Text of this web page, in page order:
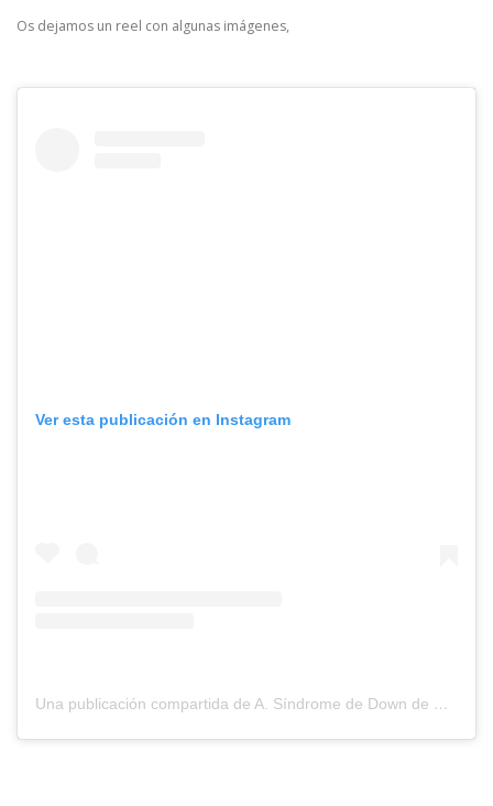
Os dejamos un reel con algunas imágenes,
Ver esta publicación en Instagram
Una publicación compartida de A. Síndrome de Down de Navarra (@downnavarra)